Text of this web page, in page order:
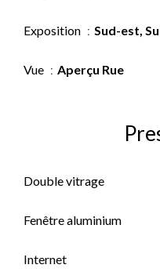
Exposition Sud-est,
Vue Aperçu Rue
Double vitrage
Fenêtre aluminium
Internet